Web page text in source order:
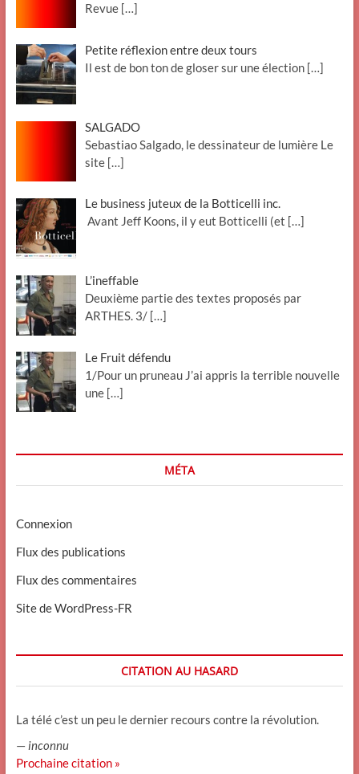
Revue […]
Petite réflexion entre deux tours
Il est de bon ton de gloser sur une élection […]
SALGADO
Sebastiao Salgado, le dessinateur de lumière Le
site […]
Le business juteux de la Botticelli inc.
Avant Jeff Koons, il y eut Botticelli (et […]
L’ineffable
Deuxième partie des textes proposés par
ARTHES. 3/ […]
Le Fruit défendu
1/Pour un pruneau J’ai appris la terrible nouvelle
une […]
MÉTA
Connexion
Flux des publications
Flux des commentaires
Site de WordPress-FR
CITATION AU HASARD
La télé c’est un peu le dernier recours contre la révolution.
— inconnu
Prochaine citation »